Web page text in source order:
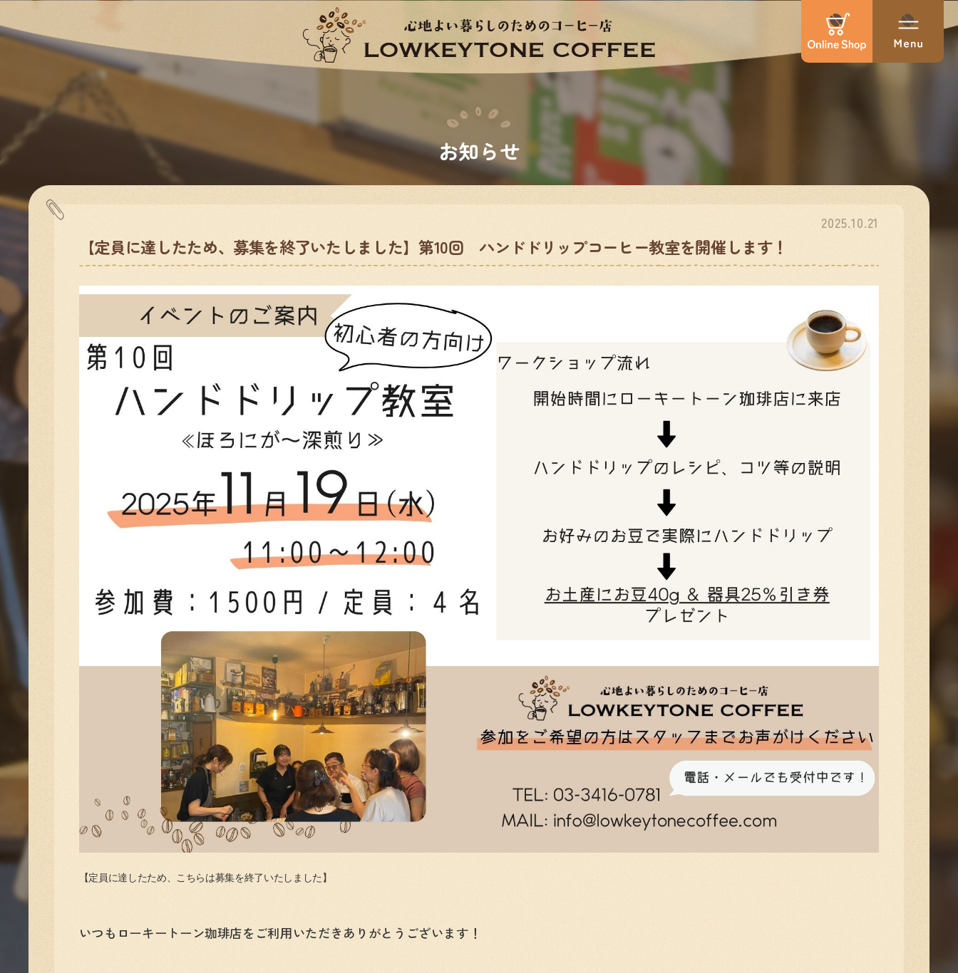
お知らせ
2025.10.21
【定員に達したため、募集を終了いたしました】第10回 ハンドドリップコーヒー教室を開催します！
【定員に達したため、こちらは募集を終了いたしました】
いつもローキートーン珈琲店をご利用いただきありがとうございます！